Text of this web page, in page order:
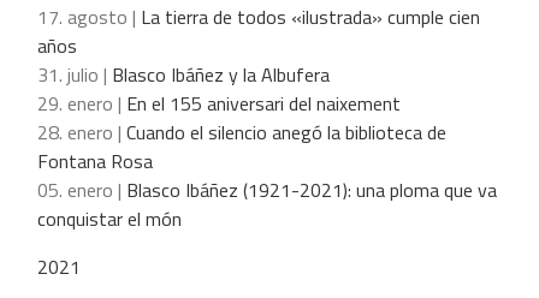
17. agosto | La tierra de todos «ilustrada» cumple cien
años
31. julio | Blasco Ibáñez y la Albufera
29. enero | En el 155 aniversari del naixement
28. enero | Cuando el silencio anegó la biblioteca de
Fontana Rosa
05. enero | Blasco Ibáñez (1921-2021): una ploma que va
conquistar el món
2021